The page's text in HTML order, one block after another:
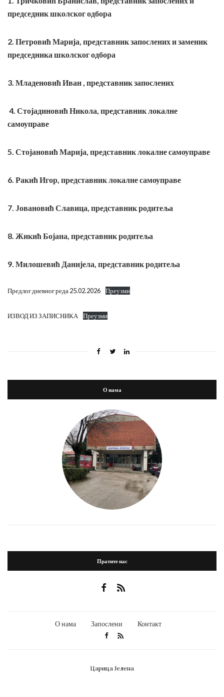
председник школског одбора
2. Петровић Марија, представник запослених и заменик
председника школског одбора
3. Младеновић Иван , представник запослених
4. Стојадиновић Никола, представник локалне
самоуправе
5. Стојановић Марија, представник локалне самоуправе
6. Ракић Игор, представник локалне самоуправе
7. Јовановић Славица, представник родитеља
8. Жикић Бојана, представник родитеља
9. Милошевић Данијела, представник родитеља
Предлог дневног реда 25.02.2026 Преузми
ИЗВОД ИЗ ЗАПИСНИКА Преузми
О нама
Пратите нас
О нама Запослени Контакт
Царица Јелена